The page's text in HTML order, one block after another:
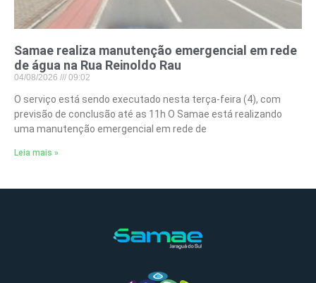
Samae realiza manutenção emergencial em rede
de água na Rua Reinoldo Rau
04/08/2026 09:02
O serviço está sendo executado nesta terça-feira (4), com
previsão de conclusão até as 11h O Samae está realizando
uma manutenção emergencial em rede de
Leia mais »